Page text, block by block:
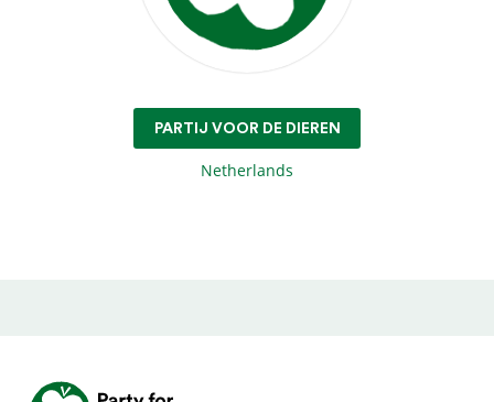
PARTIJ VOOR DE DIEREN
Netherlands